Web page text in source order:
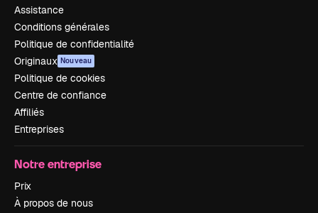
Assistance
Conditions générales
Politique de confidentialité
Originaux Nouveau
Politique de cookies
Centre de confiance
Affiliés
Entreprises
Notre entreprise
Prix
À propos de nous